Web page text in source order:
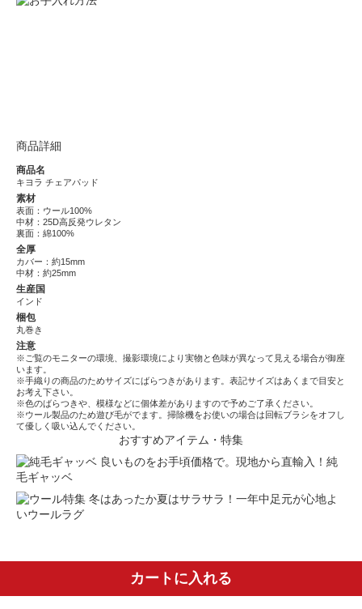
商品詳細
商品名
キヨラ チェアパッド
素材
表面：ウール100%
中材：25D高反発ウレタン
裏面：綿100%
全厚
カバー：約15mm
中材：約25mm
生産国
インド
梱包
丸巻き
注意
※ご覧のモニターの環境、撮影環境により実物と色味が異なって見える場合が御座
います。
※手織りの商品のためサイズにばらつきがあります。表記サイズはあくまで目安と
お考え下さい。
※色のばらつきや、模様などに個体差がありますので予めご了承ください。
※ウール製品のため遊び毛がでます。掃除機をお使いの場合は回転ブラシをオフし
て優しく吸い込んでください。
おすすめアイテム・特集
良いものをお手頃価格で。現地から直輸入！純
毛ギャッベ
冬はあったか夏はサラサラ！一年中足元が心地よ
いウールラグ
カートに入れる